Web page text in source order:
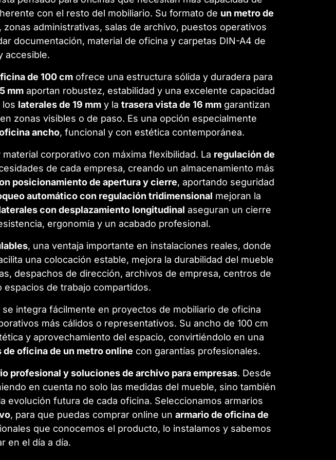
con el resto del mobiliario. Su formato de un metro de
administrativas, salas de archivo, puestos operativos
documentación, material de oficina y carpetas DIN-A4 de
accesible.
de 100 cm ofrece una estructura sólida y duradera para
mm aportan robustez, estabilidad y una excelente capacidad
los laterales de 19 mm y la trasera vista de 16 mm garantizan
zonas visibles o de paso. Es una opción especialmente
ancho, funcional y con estética contemporánea.
corporativo con máxima flexibilidad. La regulación de
de cada empresa, creando un almacenamiento más
posicionamiento de apertura y cierre, aportando seguridad
automático con regulación tridimensional mejoran la
con desplazamiento longitudinal aseguran un cierre
ergonomía y un acabado profesional.
, una ventaja importante en instalaciones reales, donde
una colocación estable, mejora la durabilidad del mueble
despachos de dirección, archivos de empresa, centros de
de trabajo compartidos.
integra fácilmente en proyectos de mobiliario de oficina
más cálidos o representativos. Su ancho de 100 cm
y aprovechamiento del espacio, convirtiéndolo en una
de oficina de un metro online con garantías profesionales.
profesional y soluciones de archivo para empresas. Desde
en cuenta no solo las medidas del mueble, sino también
evolución futura de cada oficina. Seleccionamos armarios
, para que puedas comprar online un armario de oficina de
que conocemos el producto, lo instalamos y sabemos
en el día a día.